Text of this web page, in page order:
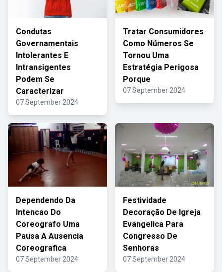
Condutas
Governamentais
Intolerantes E
Intransigentes
Podem Se
Caracterizar
07 September 2024
Tratar Consumidores
Como Números Se
Tornou Uma
Estratégia Perigosa
Porque
07 September 2024
Dependendo Da
Intencao Do
Coreografo Uma
Pausa A Ausencia
Coreografica
07 September 2024
Festividade
Decoração De Igreja
Evangelica Para
Congresso De
Senhoras
07 September 2024